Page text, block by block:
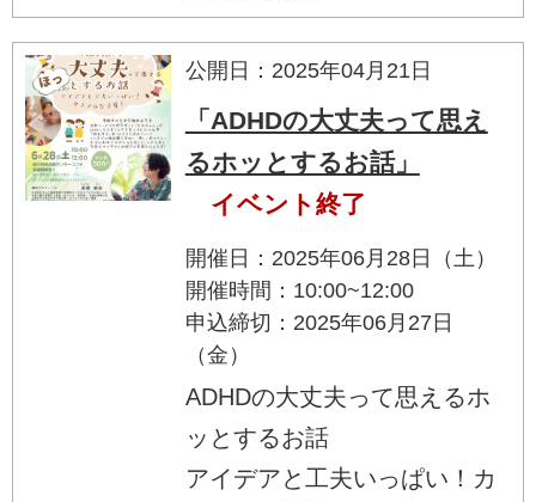
公開日：2025年04月21日
「ADHDの大丈夫って思え
るホッとするお話」
イベント終了
開催日：2025年06月28日（土）
開催時間：10:00~12:00
申込締切：2025年06月27日
（金）
ADHDの大丈夫って思えるホ
ッとするお話
アイデアと工夫いっぱい！カ